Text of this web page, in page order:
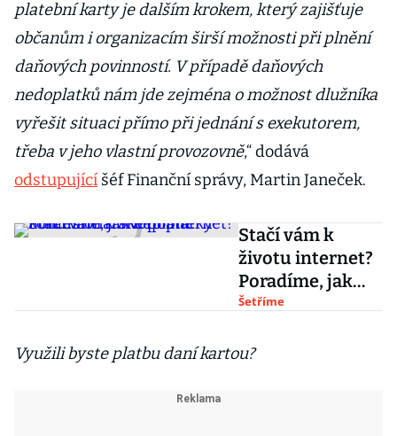
platební karty je dalším krokem, který zajišťuje
občanům i organizacím širší možnosti při plnění
daňových povinností. V případě daňových
nedoplatků nám jde zejména o možnost dlužníka
vyřešit situaci přímo při jednání s exekutorem,
třeba v jeho vlastní provozovně,“ dodává
odstupující šéf Finanční správy, Martin Janeček.
Stačí vám k
životu internet?
Poradíme, jak
neplatit
poplatky
Šetříme
Využili byste platbu daní kartou?